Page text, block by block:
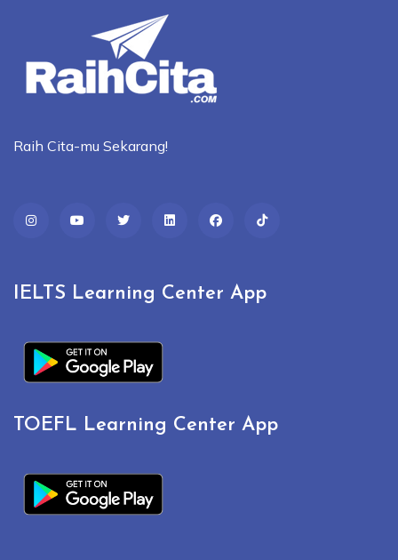
Raih Cita-mu Sekarang!
IELTS Learning Center App
TOEFL Learning Center App